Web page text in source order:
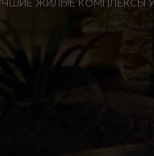
ЖИЛЫЕ КОМПЛЕКСЫ